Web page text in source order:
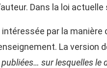
Dans la loi
intéressée par la
La version
sur lesquelles le